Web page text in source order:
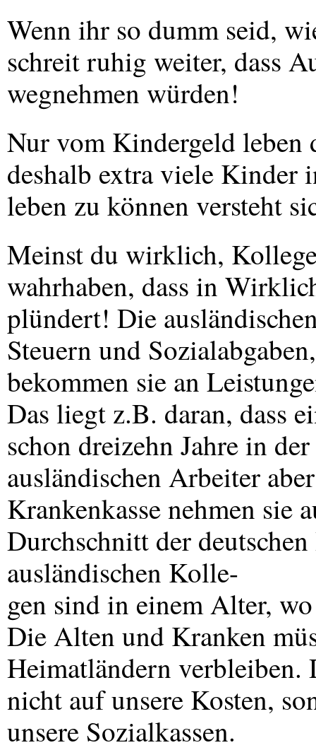
Wenn ihr so dumm seid,
schreit ruhig weiter, dass
wegnehmen würden!
Nur vom Kindergeld leben
deshalb extra viele Kinder
leben zu können versteht
Meinst du wirklich,
wahrhaben, dass in
plündert! Die
Steuern und
bekommen sie an
Das liegt z.B. daran, dass
schon dreizehn Jahre in der
ausländischen Arbeiter
Krankenkasse nehmen sie
Durchschnitt der
ausländischen Kolle-
gen sind in einem Alter,
Die Alten und Kranken
Heimatländern verbleiben.
nicht auf unsere Kosten,
unsere Sozialkassen.